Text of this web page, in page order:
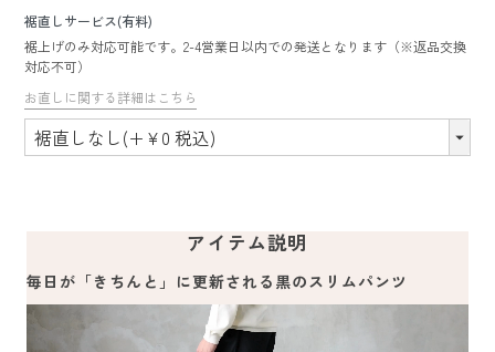
裾直しサービス(有料)
裾上げのみ対応可能です。2-4営業日以内での発送となります（※返品交換
対応不可）
お直しに関する詳細はこちら
アイテム説明
毎日が「きちんと」に更新される黒のスリムパンツ